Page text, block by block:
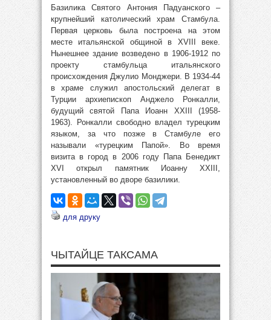
Базилика Святого Антония Падуанского –
крупнейший католический храм Стамбула.
Первая церковь была построена на этом
месте итальянской общиной в XVIII веке.
Нынешнее здание возведено в 1906-1912 по
проекту стамбульца итальянского
происхождения Джулио Монджери. В 1934-44
в храме служил апостольский делегат в
Турции архиепископ Анджело Ронкалли,
будущий святой Папа Иоанн XXIII (1958-
1963). Ронкалли свободно владел турецким
языком, за что позже в Стамбуле его
называли «турецким Папой». Во время
визита в город в 2006 году Папа Бенедикт
XVI открыл памятник Иоанну XXIII,
установленный во дворе базилики.
для друку
ЧЫТАЙЦЕ ТАКСАМА